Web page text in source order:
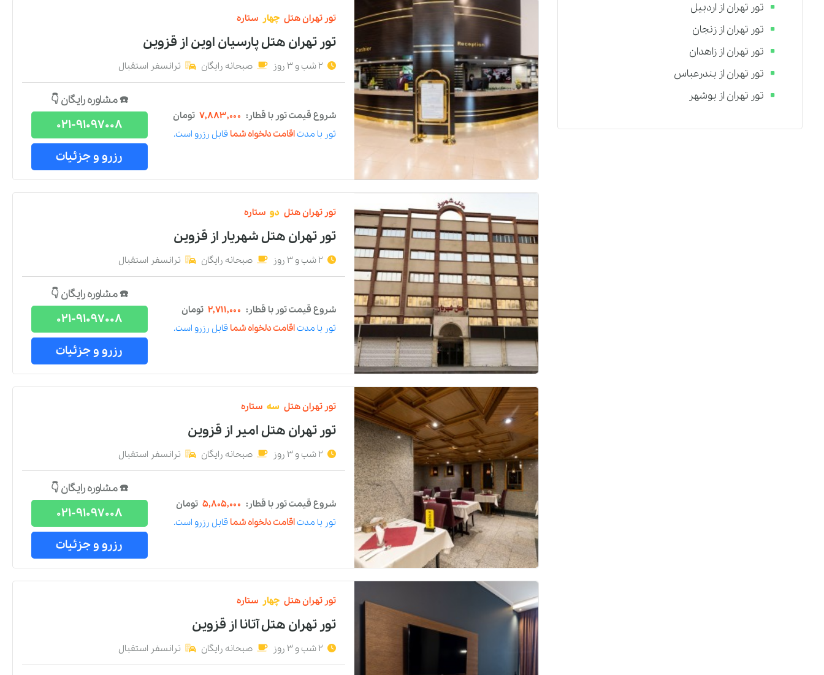
تور تهران از اردبیل
تور تهران از زنجان
تور تهران از زاهدان
تور تهران از بندرعباس
تور تهران از بوشهر
تور تهرانهتل چهار ستاره
تور تهران هتل پارسیان اوین از قزوین
2 شب و 3 روز صبحانه رایگان ترانسفر استقبال
شروع قیمت تور با قطار: ۷,۸۸۳,۰۰۰ تومان
تور با مدتاقامت دلخواه شما قابل رزرو است.
☎️ مشاوره رایگان 👇
021-91097008
رزرو و جزئیات
تور تهرانهتل دو ستاره
تور تهران هتل شهریار از قزوین
2 شب و 3 روز صبحانه رایگان ترانسفر استقبال
شروع قیمت تور با قطار: ۲,۷۱۱,۰۰۰ تومان
تور با مدتاقامت دلخواه شما قابل رزرو است.
☎️ مشاوره رایگان 👇
021-91097008
رزرو و جزئیات
تور تهرانهتل سه ستاره
تور تهران هتل امیر از قزوین
2 شب و 3 روز صبحانه رایگان ترانسفر استقبال
شروع قیمت تور با قطار: ۵,۸۰۵,۰۰۰ تومان
تور با مدتاقامت دلخواه شما قابل رزرو است.
☎️ مشاوره رایگان 👇
021-91097008
رزرو و جزئیات
تور تهرانهتل چهار ستاره
تور تهران هتل آتانا از قزوین
2 شب و 3 روز صبحانه رایگان ترانسفر استقبال